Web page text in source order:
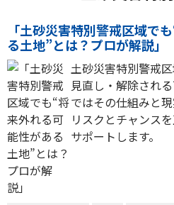
「土砂災害特別警戒区域で
る土地”とは？プロが解説」
土砂災害特別警戒
見直し・解除され
ではその仕組みと
リスクとチャンス
サポートします。